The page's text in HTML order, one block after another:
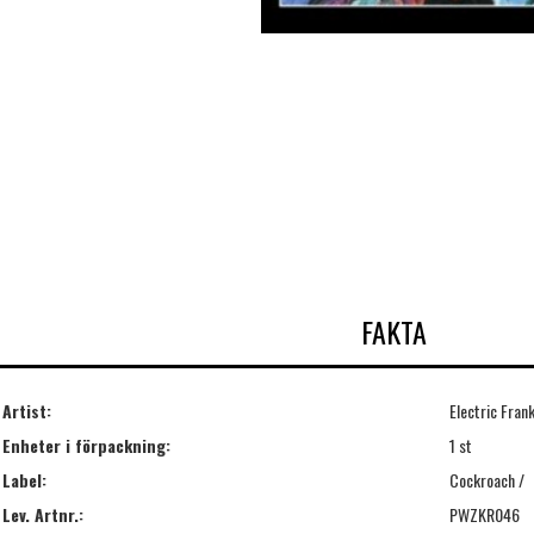
FAKTA
Artist:
Electric
Enheter i förpackning:
1 st
Label:
Cockroach /
Lev. Artnr.:
PWZKR046